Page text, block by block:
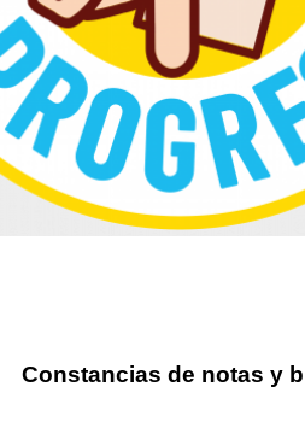
Constancias de notas y